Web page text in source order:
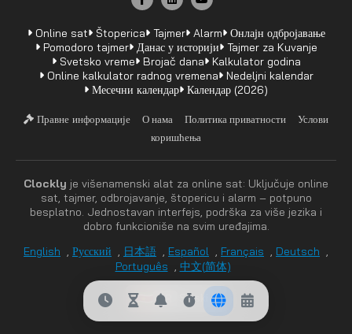
Online sat Štoperica Tajmer Alarm Онлајн одбројавање
Pomodoro tajmer
Данас у историји Tajmer za Kuvanje
Svetsko vreme Brojač dana Kalkulator godina
Online kalkulator radnog vremena Nedeljni kalendar
Месечни календар Календар (2026)
Правне информације О нама Политика приватности
Услови
коришћења
Clockly je višenamenski alat za online sat: Uključuje online
sat, tajmer, odbrojavanje, štopericu i alarm – potpuno
besplatno. Jednostavan interfejs, podrška za više jezika i
dobro funkcioniše na svim uređajima.
English
Русский 日本語 Español Français Deutsch
Português
中文(简体)
SR Srpski ▲